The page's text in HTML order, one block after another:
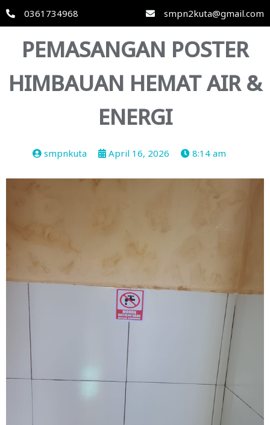
0361734968 smpn2kuta@gmail.com
PEMASANGAN POSTER
HIMBAUAN HEMAT AIR &
ENERGI
smpnkuta April 16, 2026 8:14 am